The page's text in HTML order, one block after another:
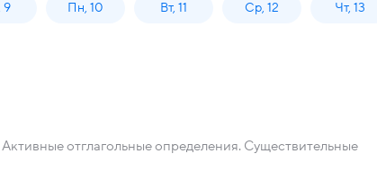
9 Пн, 10 Вт, 11 Ср, 12 Чт, 13
отглагольные определения. Существительные